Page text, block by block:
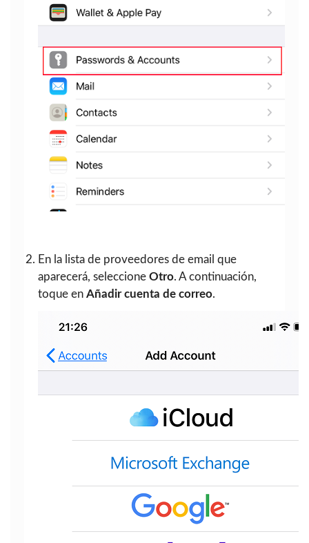
En la lista de proveedores de email que
aparecerá, seleccione Otro. A continuación,
toque en Añadir cuenta de correo.